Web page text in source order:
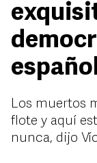
Los muertos
flote y aquí
nunca, dijo